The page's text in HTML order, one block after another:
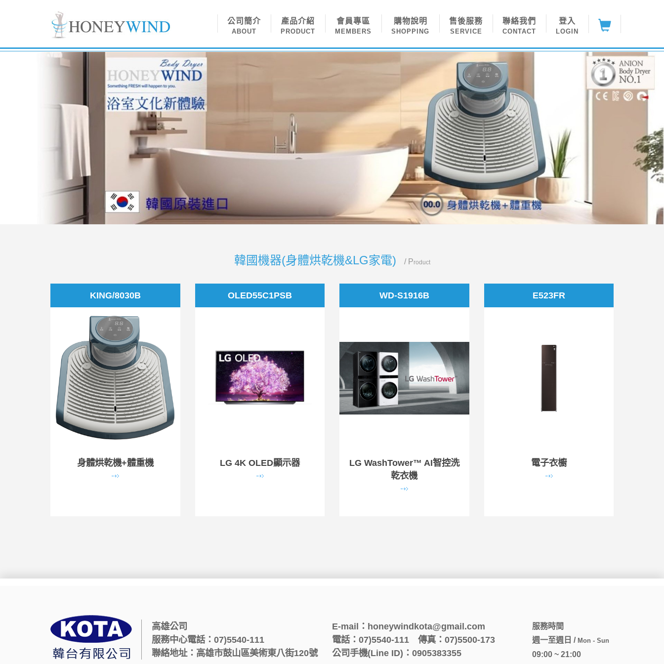
公司簡介
ABOUT
產品介紹
PRODUCT
會員專區
MEMBERS
購物說明
SHOPPING
售後服務
SERVICE
聯絡我們
CONTACT
登入
LOGIN
韓國機器(身體烘乾機&LG家電) / Product
KING/8030B
身體烘乾機+體重機
OLED55C1PSB
LG 4K OLED顯示器
WD-S1916B
LG WashTower™ AI智控洗
乾衣機
E523FR
電子衣櫥
高雄公司
服務中心電話：07)5540-111
聯絡地址：高雄市鼓山區美術東八街120號
E-mail：honeywindkota@gmail.com
電話：07)5540-111 傳真：07)5500-173
公司手機(Line ID)：0905383355
服務時間
週一至週日 / Mon - Sun
09:00 ~ 21:00